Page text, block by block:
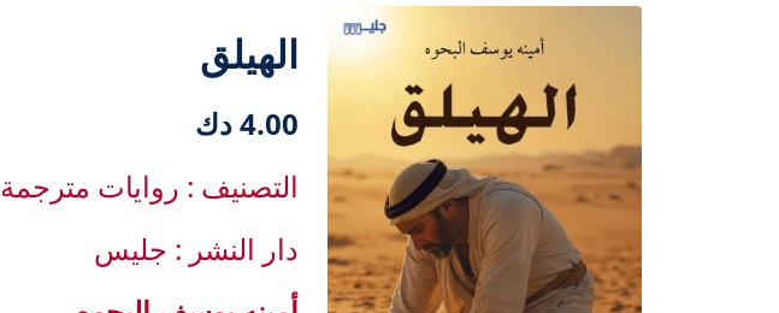
الهيلق
4.00 دك
التصنيف : روايات مترجمة
دار النشر : جليس